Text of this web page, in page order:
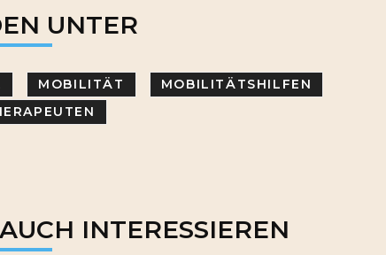
UNTER
MOBILITÄT
MOBILITÄTSHILFEN
INTERESSIEREN